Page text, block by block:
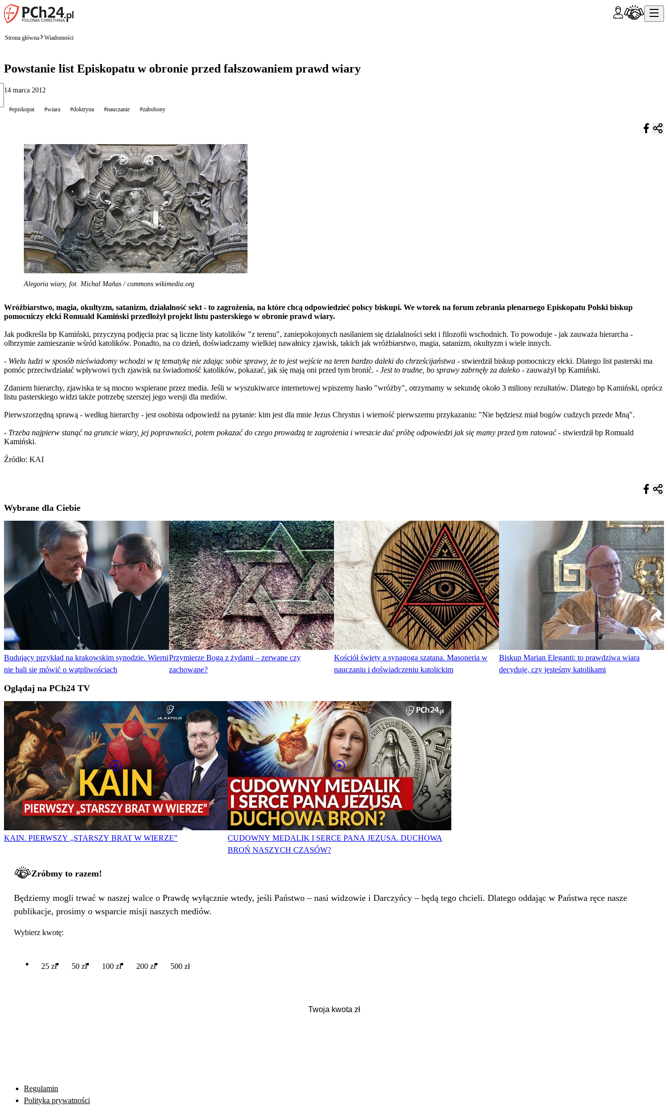
Strona główna Wiadomości
Powstanie list Episkopatu w obronie przed fałszowaniem prawd wiary
14 marca 2012
#episkopat #wiara #doktryna #nauczanie #zabobony
Alegoria wiary, fot. Michal Maňas / commons.wikimedia.org
Wróżbiarstwo, magia, okultyzm, satanizm, działalność sekt - to zagrożenia, na które chcą odpowiedzieć polscy biskupi. We wtorek na forum zebrania plenarnego Episkopatu Polski biskup
pomocniczy ełcki Romuald Kamiński przedłożył projekt listu pasterskiego w obronie prawd wiary.
Jak podkreśla bp Kamiński, przyczyną podjęcia prac są liczne listy katolików "z terenu", zaniepokojonych nasilaniem się działalności sekt i filozofii wschodnich. To powoduje - jak zauważa hierarcha -
olbrzymie zamieszanie wśród katolików. Ponadto, na co dzień, doświadczamy wielkiej nawałnicy zjawisk, takich jak wróżbiarstwo, magia, satanizm, okultyzm i wiele innych.
- Wielu ludzi w sposób nieświadomy wchodzi w tę tematykę nie zdając sobie sprawy, że to jest wejście na teren bardzo daleki do chrześcijaństwa - stwierdził biskup pomocniczy ełcki. Dlatego list pasterski ma
pomóc przeciwdziałać wpływowi tych zjawisk na świadomość katolików, pokazać, jak się mają oni przed tym bronić. - Jest to trudne, bo sprawy zabrnęły za daleko - zauważył bp Kamiński.
Zdaniem hierarchy, zjawiska te są mocno wspierane przez media. Jeśli w wyszukiwarce internetowej wpiszemy hasło "wróżby", otrzymamy w sekundę około 3 miliony rezultatów. Dlatego bp Kamiński, oprócz
listu pasterskiego widzi także potrzebę szerszej jego wersji dla mediów.
Pierwszorzędną sprawą - według hierarchy - jest osobista odpowiedź na pytanie: kim jest dla mnie Jezus Chrystus i wierność pierwszemu przykazaniu: "Nie będziesz miał bogów cudzych przede Mną".
- Trzeba najpierw stanąć na gruncie wiary, jej poprawności, potem pokazać do czego prowadzą te zagrożenia i wreszcie dać próbę odpowiedzi jak się mamy przed tym ratować- stwierdził bp Romuald
Kamiński.
Źródło: KAI
Wybrane dla Ciebie
Budujący przykład na krakowskim synodzie. Wierni
nie bali się mówić o wątpliwościach
Przymierze Boga z żydami – zerwane czy
zachowane?
Kościół święty a synagoga szatana. Masoneria w
nauczaniu i doświadczeniu katolickim
Biskup Marian Eleganti: to prawdziwa wiara
decyduje, czy jesteśmy katolikami
Oglądaj na PCh24 TV
KAIN. PIERWSZY „STARSZY BRAT W WIERZE”
CUDOWNY MEDALIK I SERCE PANA JEZUSA. DUCHOWA
BROŃ NASZYCH CZASÓW?
Zróbmy to razem!
Będziemy mogli trwać w naszej walce o Prawdę wyłącznie wtedy, jeśli Państwo – nasi widzowie i Darczyńcy – będą tego chcieli. Dlatego oddając w Państwa ręce nasze
publikacje, prosimy o wsparcie misji naszych mediów.
Wybierz kwotę:
25 zł 50 zł 100 zł 200 zł 500 zł
Regulamin
Polityka prywatności